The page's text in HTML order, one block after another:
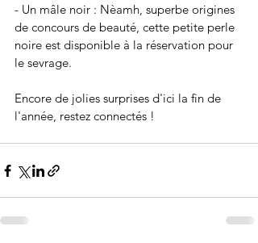
- Un mâle noir : Nèamh, superbe origines
de concours de beauté, cette petite perle
noire est disponible à la réservation pour
le sevrage.
Encore de jolies surprises d'ici la fin de
l'année, restez connectés !